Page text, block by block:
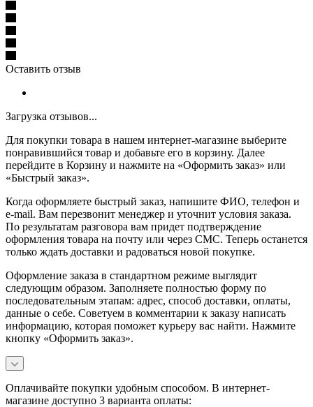
Оставить отзыв
Загрузка отзывов...
Для покупки товара в нашем интернет-магазине выберите
понравившийся товар и добавьте его в корзину. Далее
перейдите в Корзину и нажмите на «Оформить заказ» или
«Быстрый заказ».
Когда оформляете быстрый заказ, напишите ФИО, телефон и
e-mail. Вам перезвонит менеджер и уточнит условия заказа.
По результатам разговора вам придет подтверждение
оформления товара на почту или через СМС. Теперь останется
только ждать доставки и радоваться новой покупке.
Оформление заказа в стандартном режиме выглядит
следующим образом. Заполняете полностью форму по
последовательным этапам: адрес, способ доставки, оплаты,
данные о себе. Советуем в комментарии к заказу написать
информацию, которая поможет курьеру вас найти. Нажмите
кнопку «Оформить заказ».
Оплачивайте покупки удобным способом. В интернет-
магазине доступно 3 варианта оплаты: